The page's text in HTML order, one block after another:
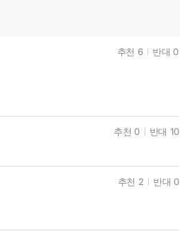
추천 6 반대 0
추천 0 반대 10
추천 2 반대 0